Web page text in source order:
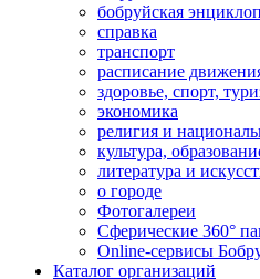
бобруйская
справка
транспорт
расписание
здоровье, спорт,
экономика
религия и
культура,
литература и
о городе
Фотогалереи
Сферические 360°
Online-сервисы
Каталог организаций